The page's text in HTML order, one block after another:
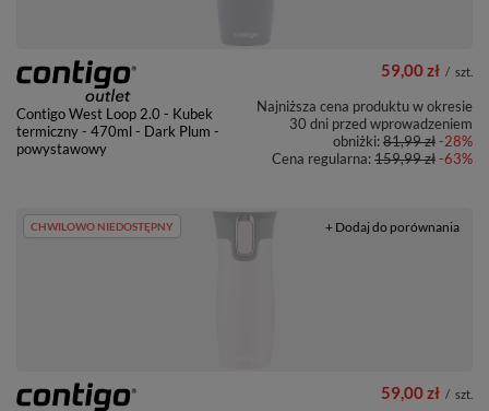
Contigo West Loop 2.0 - Kubek
termiczny - 470ml - Dark Plum -
powystawowy
59,00 zł / szt.
Najniższa cena produktu w okresie
30 dni przed wprowadzeniem
obniżki:81,99 zł-28%
Cena regularna:159,99 zł-63%
CHWILOWO NIEDOSTĘPNY
59,00 zł / szt.
+ Dodaj do porównania